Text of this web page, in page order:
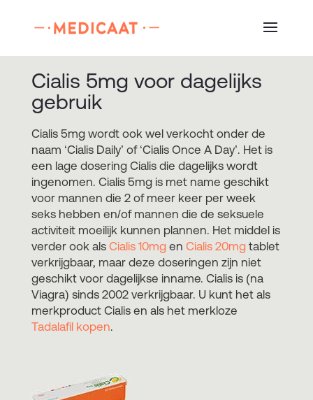
Cialis 5mg voor dagelijks
gebruik
Cialis 5mg wordt ook wel verkocht onder de
naam ‘Cialis Daily’ of ‘Cialis Once A Day’. Het is
een lage dosering Cialis die dagelijks wordt
ingenomen. Cialis 5mg is met name geschikt
voor mannen die 2 of meer keer per week
seks hebben en/of mannen die de seksuele
activiteit moeilijk kunnen plannen. Het middel is
verder ook als Cialis 10mgen Cialis 20mgtablet
verkrijgbaar, maar deze doseringen zijn niet
geschikt voor dagelijkse inname. Cialis is (na
Viagra) sinds 2002 verkrijgbaar. U kunt het als
merkproduct Cialis en als het merkloze
Tadalafil kopen.